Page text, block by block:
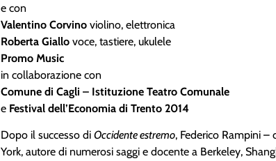
e con
Valentino Corvinoviolino, elettronica
Roberta Giallovoce, tastiere, ukulele
Promo Music
in collaborazione con
Comune di Cagli – Istituzione Teatro Comunale
e Festival dell’Economia di Trento 2014
Dopo il successo diOccidente estremo, Federico Rampini
York, autore di numerosi saggi e docente a Berkeley,